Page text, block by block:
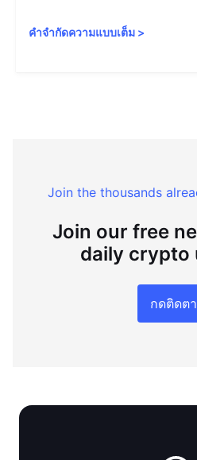
คำจำกัดความแบบเต็ม >
Join the thousands
Join our free
daily crypto
กดติดต